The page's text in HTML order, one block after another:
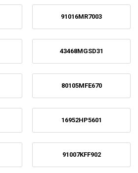
91016MR7003
43468MGSD31
80105MFE670
16952HP5601
91007KFF902